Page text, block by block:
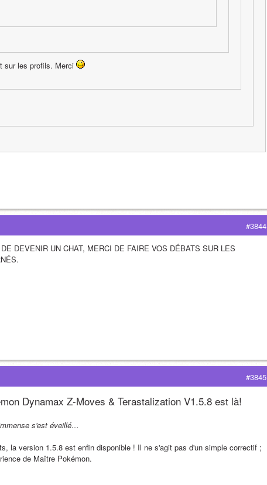
sur les profils. Merci
#3844
DEVENIR UN CHAT, MERCI DE FAIRE VOS DÉBATS SUR LES
#3845
Dynamax Z-Moves & Terastalization V1.5.8 est là!
s'est éveillé…
la version 1.5.8 est enfin disponible ! Il ne s'agit pas d'un simple correctif ;
de Maître Pokémon.